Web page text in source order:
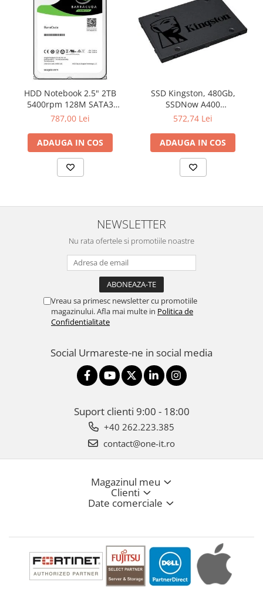
Imprimante
Imprimante 3D
TV, Multimedia & Electronice
Televizoare & accesorii
Multiboard & Accessorii
Multimedia
Foto & Video
Cloud si Aplicatii SaaS
Sisteme Videoconferinta
Firewall
HDD Notebook 2.5" 2TB
5400rpm 128M SATA3
SEAGATE
787,00 Lei
ADAUGA IN COS
SSD Kingston, 480Gb,
SSDNow A400
"SA400S37/480G"
572,74 Lei
ADAUGA IN COS
NEWSLETTER
Nu rata ofertele si promotiile noastre
Vreau sa primesc newsletter cu promotiile
magazinului. Afla mai multe in Politica de
Confidentialitate
Social Urmareste-ne in social media
Suport clienti 9:00 - 18:00
+40 262.223.385
contact@one-it.ro
Magazinul meu
Clienti
Date comerciale